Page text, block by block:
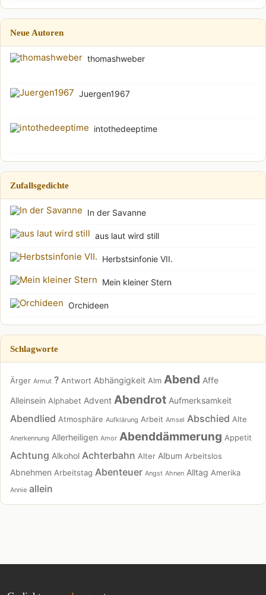
Neue Autoren
thomashweber
Juergen1967
intothedeeptime
Zufallsgedichte
In der Savanne
aus laut wird still
Herbstsinfonie VII.
Mein kleiner Stern
Orchideen
Schlagworte
Ärger Armut ? Antwort Abhängigkeit Alm Abend Affe
Alleinsein Alphabet Advent Abendrot Aufmerksamkeit
Abendlied Atmosphäre Aufklärung Arbeit Amsel Abschied Alte
Anerkennung Allerheiligen Amor Abenddämmerung Appetit
Achtung Alkohol Achterbahn Alter Album Arbeitslos
Abnehmen Arbeitstag Abenteuer Angst Ahnen Alltag Amerika
Annie allein